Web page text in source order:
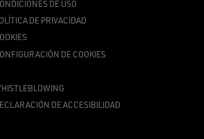
DE USO
DE PRIVACIDAD
DE COOKIES
DE ACCESIBILIDAD